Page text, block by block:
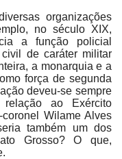
organizações
no século XIX,
a função policial
de caráter militar
a monarquia e a
força de segunda
deveu-se sempre
ao Exército
Wilame Alves
também um dos
Grosso? O que,